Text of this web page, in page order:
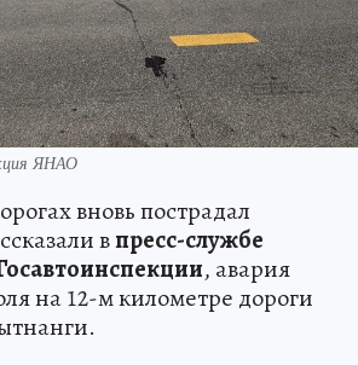
ЯНАО
вновь пострадал
впресс-службе
, авария
на 12-м километре дороги